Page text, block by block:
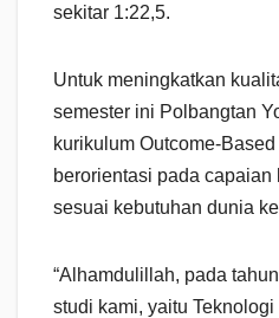
sekitar 1:22,5.
Untuk meningkatkan
semester ini Polbangtan
kurikulum Outcome-
berorientasi pada
sesuai kebutuhan dunia
“Alhamdulillah, pada
studi kami, yaitu